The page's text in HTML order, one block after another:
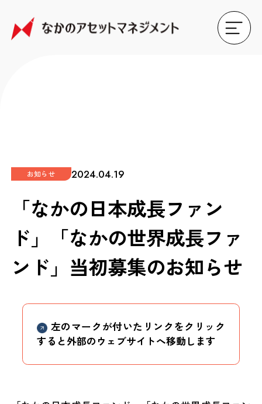
お知らせ 2024.04.19
「なかの日本成長ファン
ド」「なかの世界成長ファ
ンド」当初募集のお知らせ
左のマークが付いたリンクをクリック
すると外部のウェブサイトへ移動します